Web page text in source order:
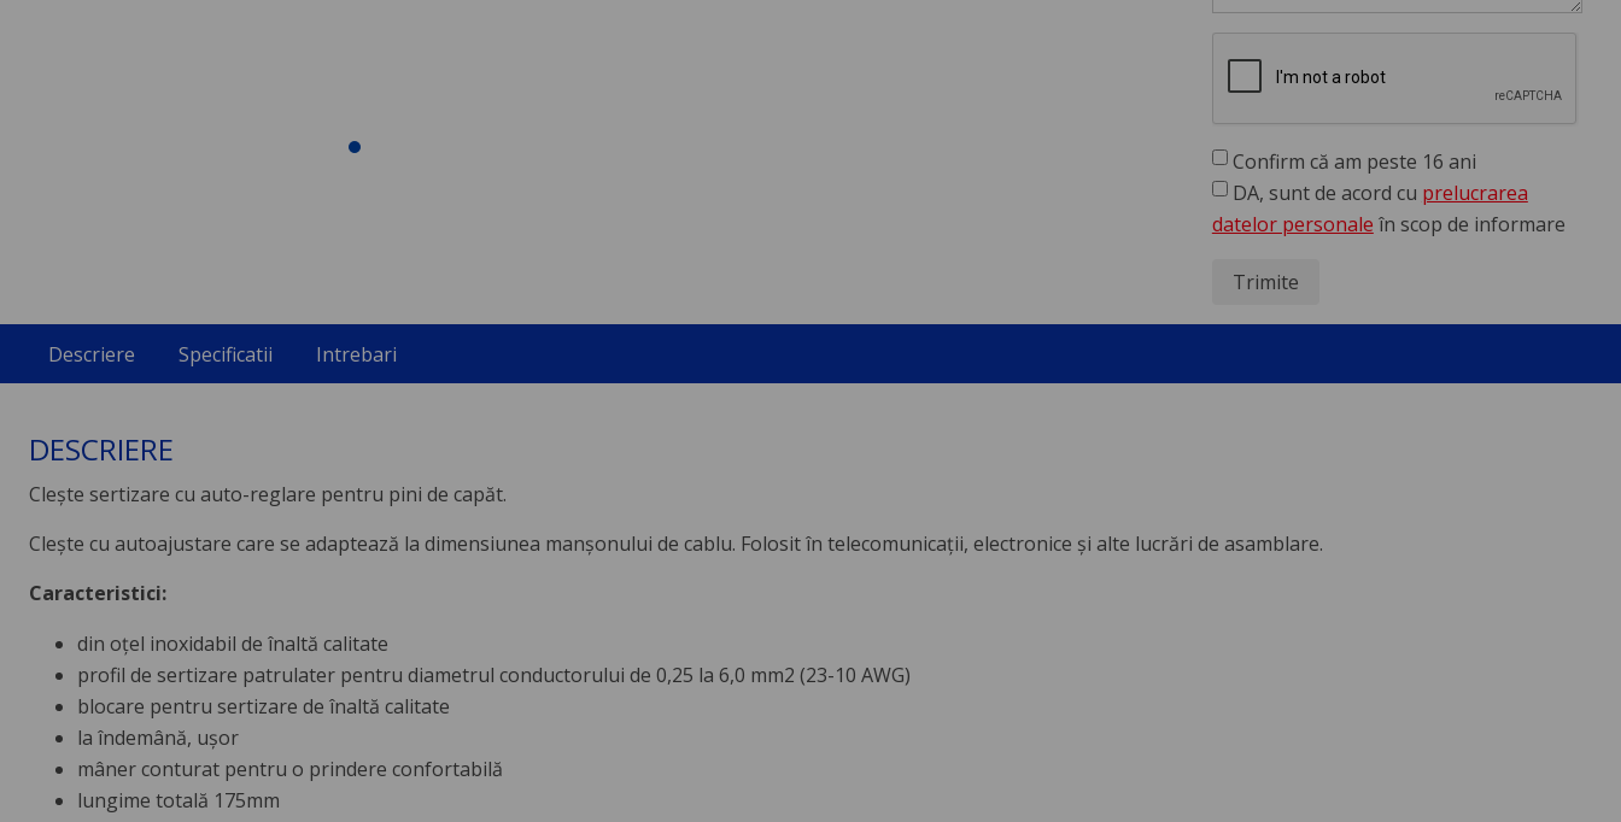
Confirm că am peste 16 ani
DA, sunt de acord cu prelucrarea
datelor personale în scop de informare
Trimite
Descriere Specificatii Intrebari
DESCRIERE
Clește sertizare cu auto-reglare pentru pini de capăt.
Clește cu autoajustare care se adaptează la dimensiunea manșonului de cablu. Folosit în telecomunicații, electronice și alte lucrări de asamblare.
Caracteristici:
din oțel inoxidabil de înaltă calitate
profil de sertizare patrulater pentru diametrul conductorului de 0,25 la 6,0 mm2 (23-10 AWG)
blocare pentru sertizare de înaltă calitate
la îndemână, ușor
mâner conturat pentru o prindere confortabilă
lungime totală 175mm